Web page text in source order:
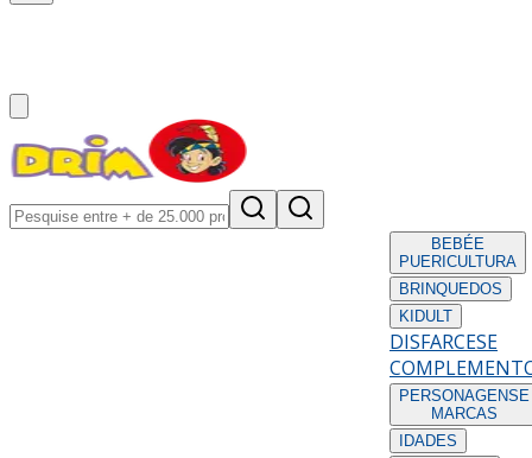
BEBÉE
PUERICULTURA
BRINQUEDOS
KIDULT
DISFARCESE
PERSONAGENS E
MARCAS
IDADES